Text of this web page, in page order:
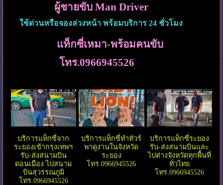
ผู้ชายขับ Man Driver
ใช้ด่วนหรือจองล่วงหน้า พร้อมบริการ 24 ชั่วโมง
แท็กซี่เหมา-พร้อมคนขับ
โทร.0966945526
บริการแท็กซี่จาก
ระยองเข้ากรุงเทพฯ
รับ-ส่งสนามบิน
ดอนเมือง ไปสนาม
บินสุวรรณภูมิ
โทร.0966945526
บริการแท็กซี่ทำทัวร์
พาดูงานในจังหวัด
ระยอง
โทร.0966945526
บริการแท็กซี่ระยอง
รับ-ส่งสนามบินและ
ไปต่างจังหวัดทุกพื้นที่
ทั่วไทย
โทร.0966945526